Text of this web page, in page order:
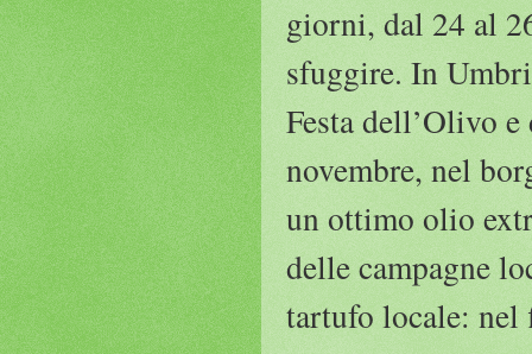
giorni, dal 24 al
sfuggire. In
Festa dell’Olivo
novembre, nel
un ottimo olio
delle campagne
tartufo locale: nel